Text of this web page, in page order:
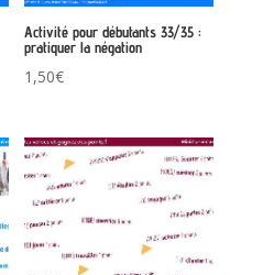
Activité pour débutants 33/35 :
pratiquer la négation
1,50€